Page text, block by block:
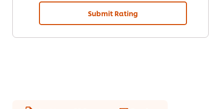
Submit Rating